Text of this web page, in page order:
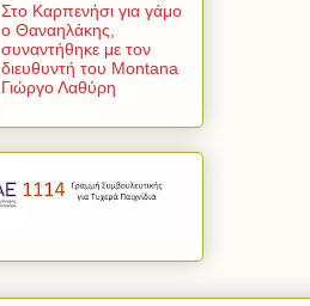
Στο Καρπενήσι για γάμο
ο Θαναηλάκης,
συναντήθηκε με τον
διευθυντή του Montana
Γιώργο Λαθύρη